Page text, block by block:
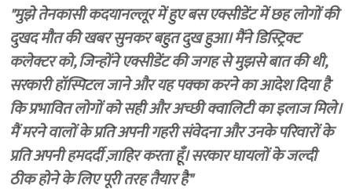
"मुझे तेनकासी कदयानल्लूर में हुए बस एक्सीडेंट में छह लोगों की
दुखद मौत की खबर सुनकर बहुत दुख हुआ। मैंने डिस्ट्रिक्ट
कलेक्टर को, जिन्होंने एक्सीडेंट की जगह से मुझसे बात की थी,
सरकारी हॉस्पिटल जाने और यह पक्का करने का आदेश दिया है
कि प्रभावित लोगों को सही और अच्छी क्वालिटी का इलाज मिले।
मैं मरने वालों के प्रति अपनी गहरी संवेदना और उनके परिवारों के
प्रति अपनी हमदर्दी ज़ाहिर करता हूँ। सरकार घायलों के जल्दी
ठीक होने के लिए पूरी तरह तैयार है"